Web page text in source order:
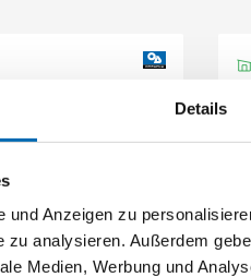
Details
und Anzeigen zu
zu analysieren. Außerdem
Medien, Werbung und
GEDORE